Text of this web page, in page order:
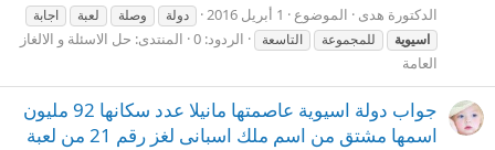
الدكتورة هدى الموضوع 1 أبريل 2016 دولة وصلة لعبة
اجابة
اسيوية
للمجموعة التاسعة الردود: 0 المنتدى: حل الاسئلة و الالغاز
العامة
جواب دولة اسيوية عاصمتها مانيلا عدد سكانها 92 مليون
اسمها مشتق من اسم ملك اسبانى لغز رقم 21 من لعبة